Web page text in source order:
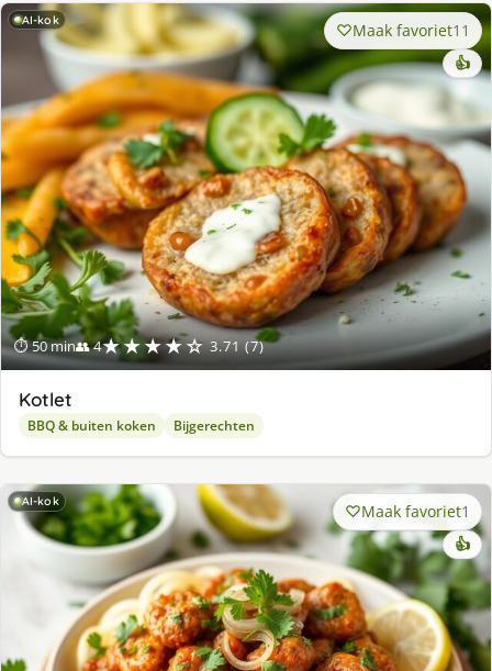
AI-kok
⏱ 50 min👥 4★★★★☆ 3.71 (7)
Maak favoriet11
👍
Kotlet
BBQ & buiten koken Bijgerechten
AI-kok Maak favoriet1
👍